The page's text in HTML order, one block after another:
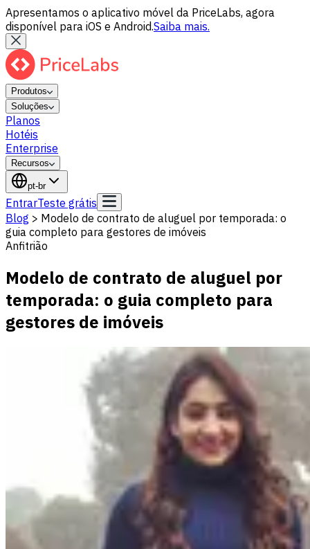
Apresentamos o aplicativo móvel da PriceLabs, agora
disponível para iOS e Android.Saiba mais.
Produtos
Soluções
Planos
Hotéis
Enterprise
Recursos
pt-br
EntrarTeste grátis
Blog > Modelo de contrato de aluguel por temporada: o
guia completo para gestores de imóveis
Anfitrião
Modelo de contrato de aluguel por
temporada: o guia completo para
gestores de imóveis